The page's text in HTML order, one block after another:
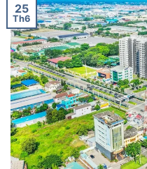
25
Th6